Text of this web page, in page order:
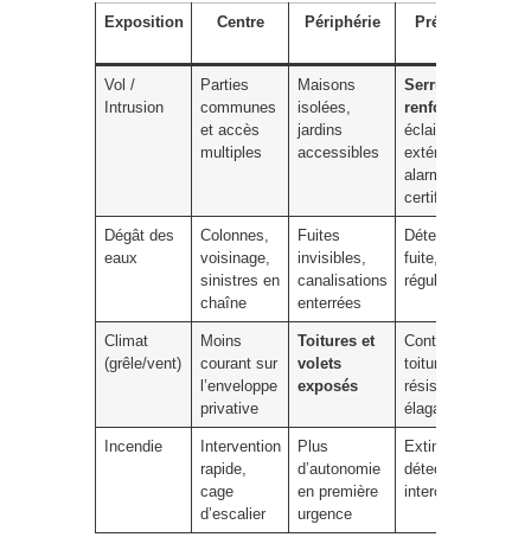
Exposition Centre Périphérie
Prévention
Vol /
Intrusion
Parties
communes
et accès
multiples
Maisons
isolées,
jardins
accessibles
Serrures
renforcées
éclairage
extérieur,
alarme
certifiée
Dégât des
eaux
Colonnes,
voisinage,
sinistres en
chaîne
Fuites
invisibles,
canalisations
enterrées
Détecteurs de
fuite, entretien
régulier
Climat
(grêle/vent)
Moins
courant sur
l’enveloppe
privative
Toitures et
volets
exposés
Contrôle
toiture, volets
résistants,
élagage
Incendie
Intervention
rapide,
cage
d’escalier
Plus
d’autonomie
en première
urgence
Extincteur,
détecteurs
interconnectés